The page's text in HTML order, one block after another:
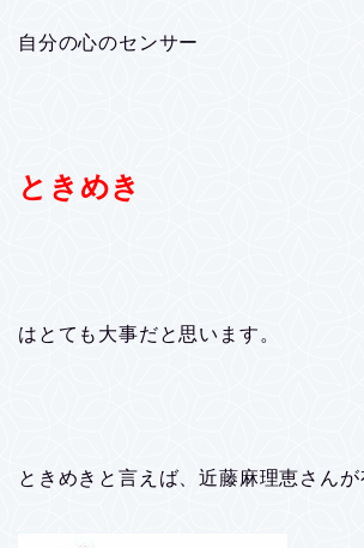
自分の心のセンサー
ときめき
はとても大事だと思います。
ときめきと言えば、近藤麻理恵さんが